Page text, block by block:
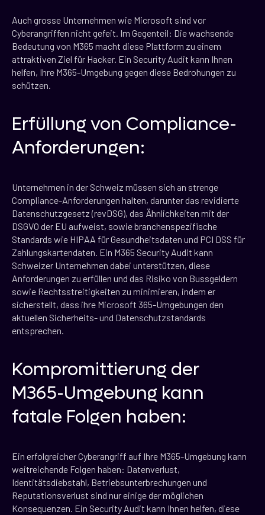
Auch grosse Unternehmen wie Microsoft sind vor
Cyberangriffen nicht gefeit. Im Gegenteil: Die wachsende
Bedeutung von M365 macht diese Plattform zu einem
attraktiven Ziel für Hacker. Ein Security Audit kann Ihnen
helfen, Ihre M365-Umgebung gegen diese Bedrohungen zu
schützen.
Erfüllung von Compliance-
Anforderungen:
Unternehmen in der Schweiz müssen sich an strenge
Compliance-Anforderungen halten, darunter das revidierte
Datenschutzgesetz (revDSG), das Ähnlichkeiten mit der
DSGVO der EU aufweist, sowie branchenspezifische
Standards wie HIPAA für Gesundheitsdaten und PCI DSS für
Zahlungskartendaten. Ein M365 Security Audit kann
Schweizer Unternehmen dabei unterstützen, diese
Anforderungen zu erfüllen und das Risiko von Bussgeldern
sowie Rechtsstreitigkeiten zu minimieren, indem er
sicherstellt, dass ihre Microsoft 365-Umgebungen den
aktuellen Sicherheits- und Datenschutzstandards
entsprechen.
Kompromittierung der
M365-Umgebung kann
fatale Folgen haben:
Ein erfolgreicher Cyberangriff auf Ihre M365-Umgebung kann
weitreichende Folgen haben: Datenverlust,
Identitätsdiebstahl, Betriebsunterbrechungen und
Reputationsverlust sind nur einige der möglichen
Konsequenzen. Ein Security Audit kann Ihnen helfen, diese